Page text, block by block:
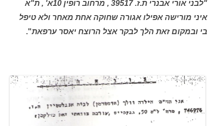
"לבני אורי אבנרי ת.ז. 39517 , מרחוב רופין 10א' , ת"א
איני מורישה אפילו אגורה שחוקה אחת מאחר ולא טיפל
בי ובמקום זאת הלך לבקר אצל הרוצח יאסר ערפאת"
.